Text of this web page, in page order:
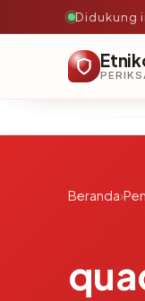
Didukung
Beranda›